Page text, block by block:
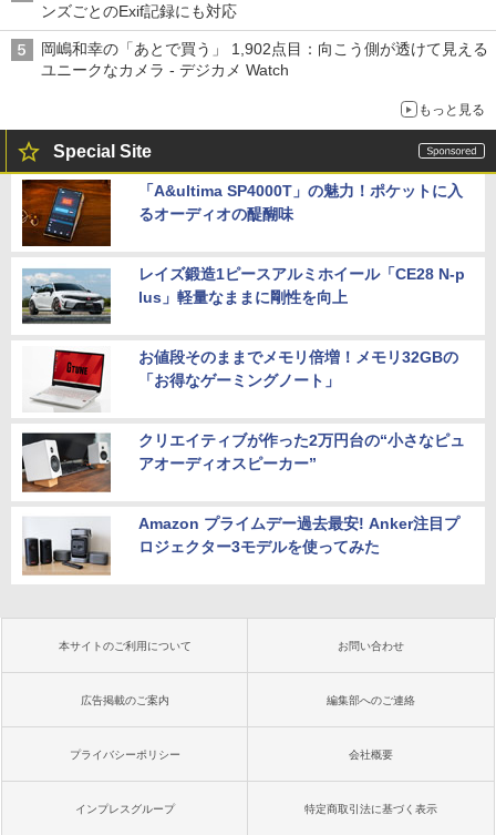
ンズごとのExif記録にも対応
岡嶋和幸の「あとで買う」 1,902点目：向こう側が透けて見える
ユニークなカメラ - デジカメ Watch
もっと見る
Special Site
「A&ultima SP4000T」の魅力！ポケットに入
るオーディオの醍醐味
レイズ鍛造1ピースアルミホイール「CE28 N-p
lus」軽量なままに剛性を向上
お値段そのままでメモリ倍増！メモリ32GBの
「お得なゲーミングノート」
クリエイティブが作った2万円台の“小さなピュ
アオーディオスピーカー”
Amazon プライムデー過去最安! Anker注目プ
ロジェクター3モデルを使ってみた
本サイトのご利用について お問い合わせ
広告掲載のご案内 編集部へのご連絡
プライバシーポリシー 会社概要
インプレスグループ 特定商取引法に基づく表示